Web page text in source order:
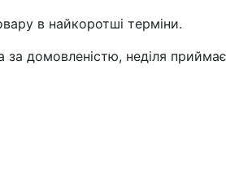
в найкоротші терміни.
домовленістю, неділя